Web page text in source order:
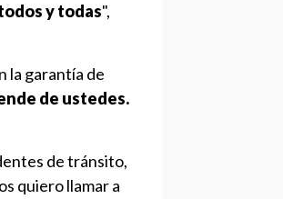
y todas",
la garantía de
de ustedes.
de tránsito,
quiero llamar a